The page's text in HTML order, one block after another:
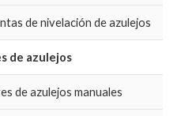
de nivelación de azulejos
de azulejos
de azulejos manuales